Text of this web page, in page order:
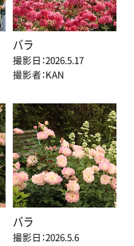
バラ
撮影日：2026.5.17
撮影者：KAN
バラ
撮影日：2026.5.6